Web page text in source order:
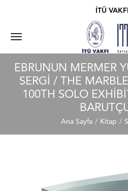
İTÜ
EBRUNUN MERMER
SERGI / THE
100TH SOLO
Ana Sayfa Kitap